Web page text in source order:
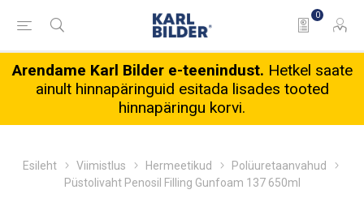
0
Arendame Karl Bilder e-teenindust. Hetkel saate
ainult hinnapäringuid esitada lisades tooted
hinnapäringu korvi.
Esileht Viimistlus Hermeetikud
Polüuretaanvahud
Püstolivaht Penosil Filling Gunfoam 137 650ml